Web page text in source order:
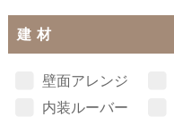
建 材
壁面アレンジ
内装ルーバー